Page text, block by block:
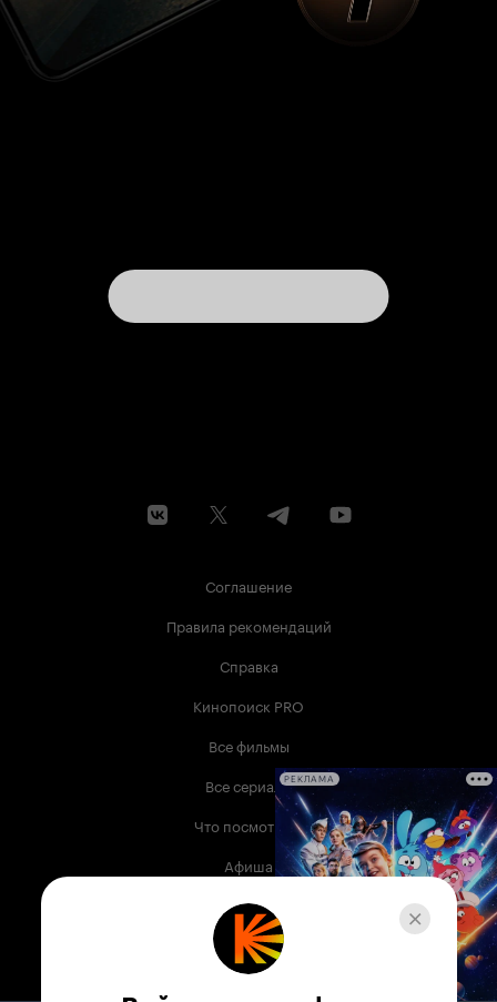
Соглашение
Правила рекомендаций
Справка
Кинопоиск PRO
Все фильмы
Все сериалы
Что посмотреть
Афиша
Музыка
Телепрограмма
РЕКЛАМА